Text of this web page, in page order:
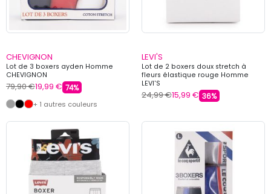
CHEVIGNON
Lot de 3 boxers ayden Homme
CHEVIGNON
79,90 €19,99 € 74%
+ 1 autres couleurs
LEVI'S
Lot de 2 boxers doux stretch à
fleurs élastique rouge Homme
LEVI'S
24,99 €15,99 € 36%